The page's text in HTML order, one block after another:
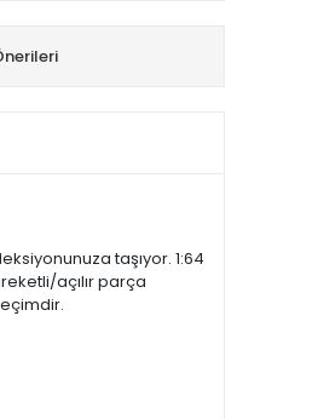
taşıyor. 1:64
açılır parça